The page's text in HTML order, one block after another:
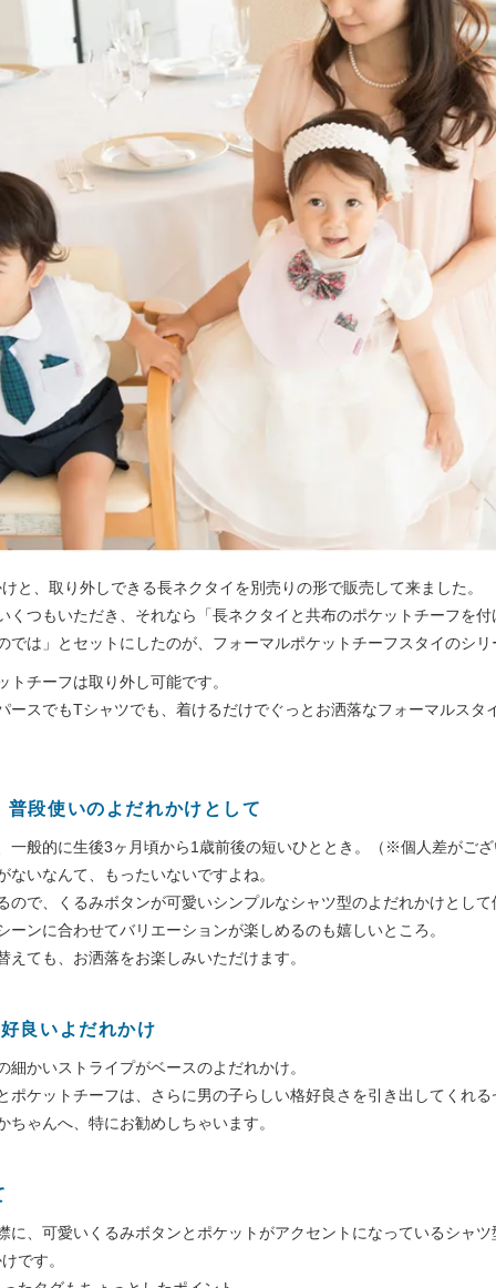
と、取り外しできる長ネクタイを別売りの形で販売して来ました。
くつもいただき、それなら「長ネクタイと共布のポケットチーフを
は」とセットにしたのが、フォーマルポケットチーフスタイのシリ
チーフは取り外し可能です。
スでもTシャツでも、着けるだけでぐっとお洒落なフォーマルスタ
段使いのよだれかけとして
一般的に生後3ヶ月頃から1歳前後の短いひととき。（※個人差がござ
いなんて、もったいないですよね。
ので、くるみボタンが可愛いシンプルなシャツ型のよだれかけとし
ンに合わせてバリエーションが楽しめるのも嬉しいところ。
ても、お洒落をお楽しみいただけます。
良いよだれかけ
かいストライプがベースのよだれかけ。
ケットチーフは、さらに男の子らしい格好良さを引き出してくれる
ゃんへ、特にお勧めしちゃいます。
、可愛いくるみボタンとポケットがアクセントになっているシャツ
です。